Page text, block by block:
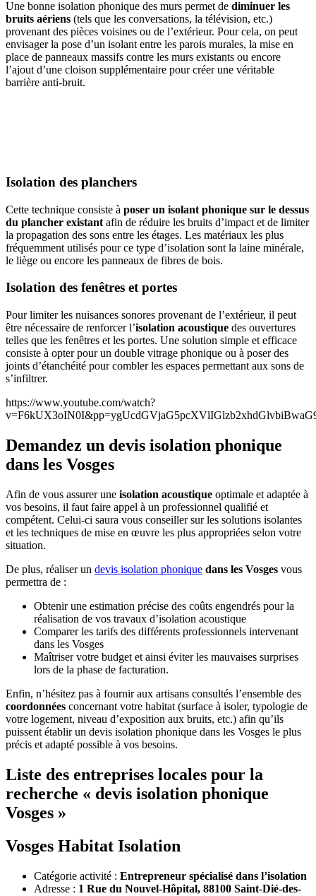
Une bonne isolation phonique des murs permet de diminuer les
bruits aériens (tels que les conversations, la télévision, etc.)
provenant des pièces voisines ou de l’extérieur. Pour cela, on peut
envisager la pose d’un isolant entre les parois murales, la mise en
place de panneaux massifs contre les murs existants ou encore
l’ajout d’une cloison supplémentaire pour créer une véritable
barrière anti-bruit.
Isolation des planchers
Cette technique consiste à poser un isolant phonique sur le dessus
du plancher existant afin de réduire les bruits d’impact et de limiter
la propagation des sons entre les étages. Les matériaux les plus
fréquemment utilisés pour ce type d’isolation sont la laine minérale,
le liège ou encore les panneaux de fibres de bois.
Isolation des fenêtres et portes
Pour limiter les nuisances sonores provenant de l’extérieur, il peut
être nécessaire de renforcer l’isolation acoustique des ouvertures
telles que les fenêtres et les portes. Une solution simple et efficace
consiste à opter pour un double vitrage phonique ou à poser des
joints d’étanchéité pour combler les espaces permettant aux sons de
s’infiltrer.
https://www.youtube.com/watch?
Demandez un devis isolation phonique
dans les Vosges
Afin de vous assurer une isolation acoustique optimale et adaptée à
vos besoins, il faut faire appel à un professionnel qualifié et
compétent. Celui-ci saura vous conseiller sur les solutions isolantes
et les techniques de mise en œuvre les plus appropriées selon votre
situation.
De plus, réaliser un devis isolation phonique dans les Vosges vous
permettra de :
Obtenir une estimation précise des coûts engendrés pour la
réalisation de vos travaux d’isolation acoustique
Comparer les tarifs des différents professionnels intervenant
dans les Vosges
Maîtriser votre budget et ainsi éviter les mauvaises surprises
lors de la phase de facturation.
Enfin, n’hésitez pas à fournir aux artisans consultés l’ensemble des
coordonnées concernant votre habitat (surface à isoler, typologie de
votre logement, niveau d’exposition aux bruits, etc.) afin qu’ils
puissent établir un devis isolation phonique dans les Vosges le plus
précis et adapté possible à vos besoins.
Liste des entreprises locales pour la
recherche « devis isolation phonique
Vosges »
Vosges Habitat Isolation
Catégorie activité : Entrepreneur spécialisé dans l’isolation
Adresse : 1 Rue du Nouvel-Hôpital, 88100 Saint-Dié-des-